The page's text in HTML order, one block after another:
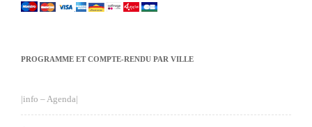
PROGRAMME ET COMPTE-RENDU PAR VILLE
|info – Agenda|